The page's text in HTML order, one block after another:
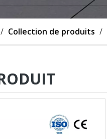
/ Collection de produits /